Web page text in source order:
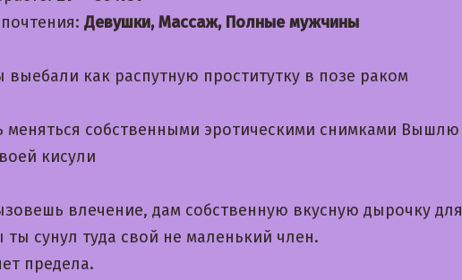
Девушки, Массаж, Полные мужчины
выебали как распутную проститутку в позе раком
меняться собственными эротическими снимками Вышлю
кисули
влечение, дам собственную вкусную дырочку для
ты сунул туда свой не маленький член.
предела.